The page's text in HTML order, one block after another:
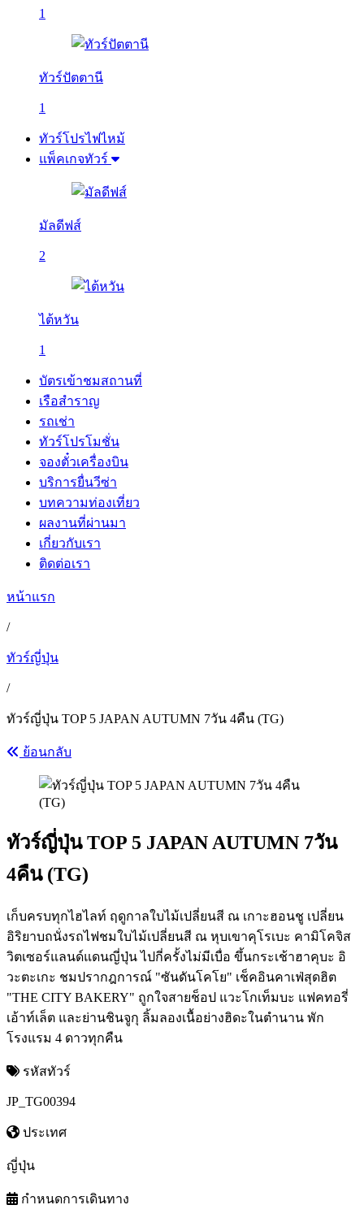
1
ทัวร์ปัตตานี
1
ทัวร์โปรไฟไหม้
แพ็คเกจทัวร์
มัลดีฟส์
2
ไต้หวัน
1
บัตรเข้าชมสถานที่
เรือสำราญ
รถเช่า
ทัวร์โปรโมชั่น
จองตั๋วเครื่องบิน
บริการยื่นวีซ่า
บทความท่องเที่ยว
ผลงานที่ผ่านมา
เกี่ยวกับเรา
ติดต่อเรา
หน้าแรก
/
ทัวร์ญี่ปุ่น
/
ทัวร์ญี่ปุ่น TOP 5 JAPAN AUTUMN 7วัน 4คืน (TG)
ย้อนกลับ
ทัวร์ญี่ปุ่น TOP 5 JAPAN AUTUMN 7วัน
4คืน (TG)
เก็บครบทุกไฮไลท์ ฤดูกาลใบไม้เปลี่ยนสี ณ เกาะฮอนชู เปลี่ยน
อิริยาบถนั่งรถไฟชมใบไม้เปลี่ยนสี ณ หุบเขาคุโรเบะ คามิโคจิส
วิตเซอร์แลนด์แดนญี่ปุ่น ไปกี่ครั้งไม่มีเบื่อ ขึ้นกระเช้าฮาคุบะ อิ
วะตะเกะ ชมปรากฎการณ์ "ซันดันโคโย" เช็คอินคาเฟ่สุดฮิต
"THE CITY BAKERY" ถูกใจสายช็อป แวะโกเท็มบะ แฟคทอรี่
เอ้าท์เล็ต และย่านชินจูกุ ลิ้มลองเนื้อย่างฮิดะในตำนาน พัก
โรงแรม 4 ดาวทุกคืน
รหัสทัวร์
JP_TG00394
ประเทศ
ญี่ปุ่น
กำหนดการเดินทาง